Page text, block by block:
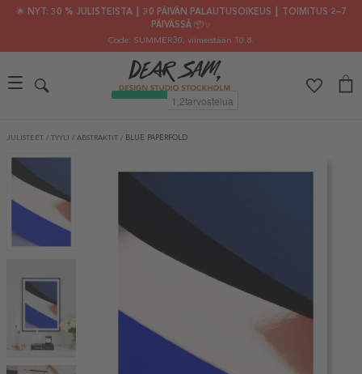
🌟 NYT: 30 % JULISTEISTA ┃ 30 PÄIVÄN PALAUTUSOIKEUS ┃ TOIMITUS 2–7
PÄIVÄSSÄ 📦✨
Code: SUMMER30, viimeistään 10.8.
JULISTEET / TYYLI / ABSTRAKTIT / BLUE PAPERFOLD